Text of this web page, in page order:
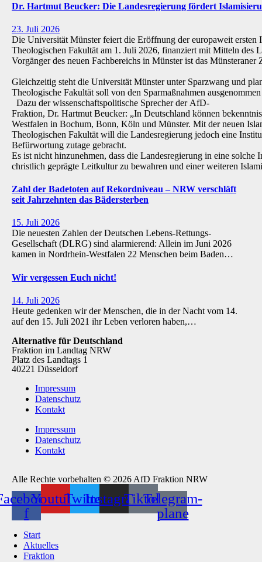
Dr. Hartmut Beucker: Die Landesregierung fördert
23. Juli 2026
Die Universität Münster feiert die Eröffnung der europaweit ersten
Theologischen Fakultät am 1. Juli 2026, finanziert mit Mitteln des
Vorgänger des neuen Fachbereichs in Münster ist das
Gleichzeitig steht die Universität Münster unter Sparzwang und
Theologische Fakultät soll von den Sparmaßnahmen
Dazu der wissenschaftspolitische Sprecher der AfD-
Fraktion, Dr. Hartmut Beucker: „In Deutschland können
Westfalen in Bochum, Bonn, Köln und Münster. Mit der neuen
Theologischen Fakultät will die Landesregierung jedoch eine
Befürwortung zutage gebracht.
Es ist nicht hinzunehmen, dass die Landesregierung in eine
christlich geprägte Leitkultur zu bewahren und einer weiteren
Zahl der Badetoten auf Rekordniveau – NRW verschläft
seit Jahrzehnten das Bädersterben
15. Juli 2026
Die neuesten Zahlen der Deutschen Lebens-Rettungs-
Gesellschaft (DLRG) sind alarmierend: Allein im Juni 2026
kamen in Nordrhein-Westfalen 22 Menschen beim Baden…
Wir vergessen Euch nicht!
14. Juli 2026
Heute gedenken wir der Menschen, die in der Nacht vom 14.
auf den 15. Juli 2021 ihr Leben verloren haben,…
Alternative für Deutschland
Fraktion im Landtag NRW
Platz des Landtags 1
40221 Düsseldorf
Impressum
Datenschutz
Kontakt
Impressum
Datenschutz
Kontakt
Alle Rechte vorbehalten © 2026 AfD Fraktion NRW
f
YoutubeTwitterInstagramTiktokTelegram-
plane
Start
Aktuelles
Fraktion